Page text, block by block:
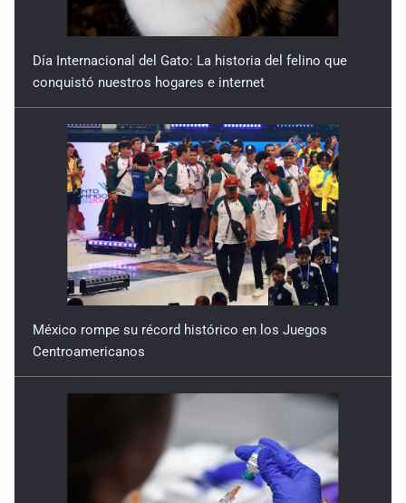
Día Internacional del Gato: La historia del felino que
conquistó nuestros hogares e internet
México rompe su récord histórico en los Juegos
Centroamericanos